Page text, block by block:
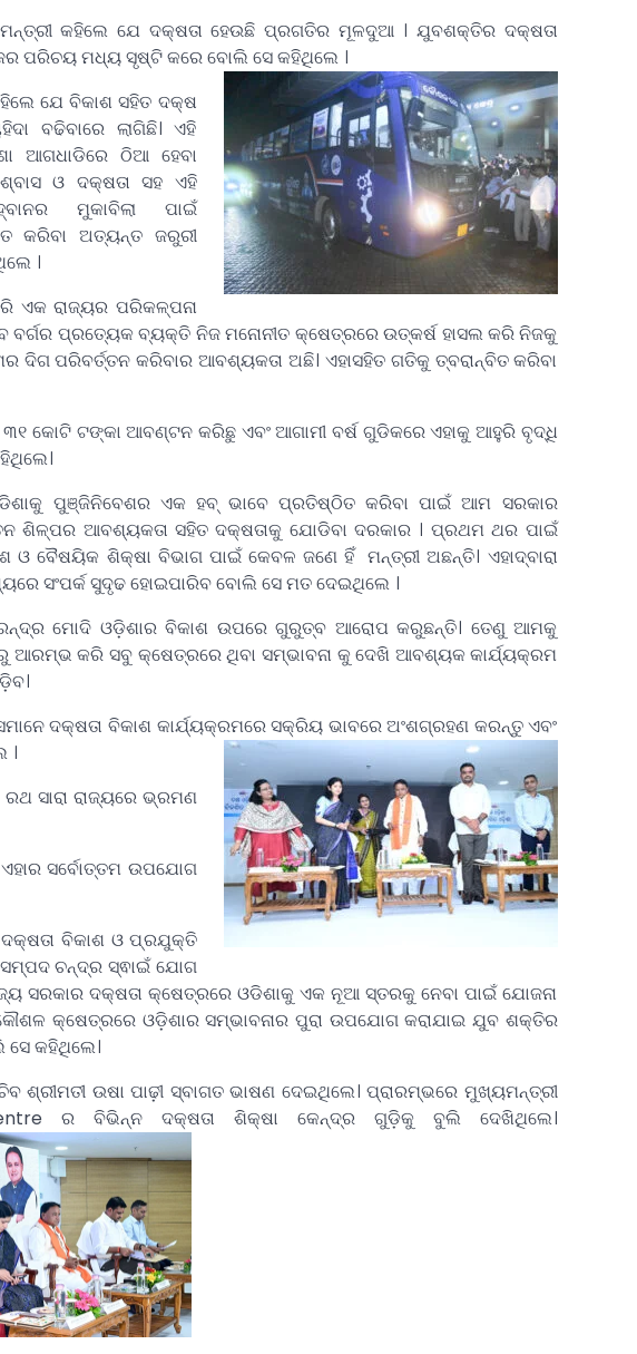
କହିଲେ ଯେ ଦକ୍ଷତା ହେଉଛି ପ୍ରଗତିର ମୂଳଦୁଆ । ଯୁବଶକ୍ତିର ଦକ୍ଷତା
ପରିଚୟ ମଧ୍ୟ ସୃଷ୍ଟି କରେ ବୋଲି ସେ କହିଥିଲେ ।
ଯେ ବିକାଶ ସହିତ ଦକ୍ଷ
ବଢିବାରେ ଲାଗିଛି। ଏହି
ଆଗଧାଡିରେ ଠିଆ ହେବା
ଓ ଦକ୍ଷତା ସହ ଏହି
ମୁକାବିଲା ପାଇଁ
କରିବା ଅତ୍ୟନ୍ତ ଜରୁରୀ
।
ରାଜ୍ୟର ପରିକଳ୍ପନା
ବର୍ଗର ପ୍ରତ୍ୟେକ ବ୍ୟକ୍ତି ନିଜ ମନୋନୀତ କ୍ଷେତ୍ରରେ ଉତ୍କର୍ଷ ହାସଲ କରି ନିଜକୁ
ପରିବର୍ତ୍ତନ କରିବାର ଆବଶ୍ୟକତା ଅଛି। ଏହାସହିତ ଗତିକୁ ତ୍ବରାନ୍ବିତ କରିବା
କୋଟି ଟଙ୍କା ଆବଣ୍ଟନ କରିଛୁ ଏବଂ ଆଗାମୀ ବର୍ଷ ଗୁଡିକରେ ଏହାକୁ ଆହୁରି ବୃଦ୍ଧି
ପୁଞ୍ଜିନିବେଶର ଏକ ହବ୍‌ ଭାବେ ପ୍ରତିଷ୍ଠିତ କରିବା ପାଇଁ ଆମ ସରକାର
ଶିଳ୍ପର ଆବଶ୍ୟକତା ସହିତ ଦକ୍ଷତାକୁ ଯୋଡିବା ଦରକାର । ପ୍ରଥମ ଥର ପାଇଁ
ଓ ବୈଷୟିକ ଶିକ୍ଷା ବିଭାଗ ପାଇଁ କେବଳ ଜଣେ ହିଁ ମନ୍ତ୍ରୀ ଅଛନ୍ତି। ଏହାଦ୍ବାରା
ସଂପର୍କ ସୁଦୃଢ ହୋଇପାରିବ ବୋଲି ସେ ମତ ଦେଇଥିଲେ ।
ମୋଦି ଓଡ଼ିଶାର ବିକାଶ ଉପରେ ଗୁରୁତ୍ବ ଆରୋପ କରୁଛନ୍ତି। ତେଣୁ ଆମକୁ
ଆରମ୍ଭ କରି ସବୁ କ୍ଷେତ୍ରରେ ଥିବା ସମ୍ଭାବନା କୁ ଦେଖି ଆବଶ୍ୟକ କାର୍ଯ୍ୟକ୍ରମ
ଦକ୍ଷତା ବିକାଶ କାର୍ଯ୍ୟକ୍ରମରେ ସକ୍ରିୟ ଭାବରେ ଅଂଶଗ୍ରହଣ କରନ୍ତୁ ଏବଂ
।
ସାରା ରାଜ୍ୟରେ ଭ୍ରମଣ
ସର୍ବୋତ୍ତମ ଉପଯୋଗ
ବିକାଶ ଓ ପ୍ରଯୁକ୍ତି
ସମ୍ପଦ ଚନ୍ଦ୍ର ସ୍ଵାଇଁ ଯୋଗ
ସରକାର ଦକ୍ଷତା କ୍ଷେତ୍ରରେ ଓଡିଶାକୁ ଏକ ନୂଆ ସ୍ତରକୁ ନେବା ପାଇଁ ଯୋଜନା
କ୍ଷେତ୍ରରେ ଓଡ଼ିଶାର ସମ୍ଭାବନାର ପୁରା ଉପଯୋଗ କରାଯାଇ ଯୁବ ଶକ୍ତିର
ସେ କହିଥିଲେ।
ଶ୍ରୀମତୀ ଉଷା ପାଢ଼ୀ ସ୍ବାଗତ ଭାଷଣ ଦେଇଥିଲେ। ପ୍ରାରମ୍ଭରେ ମୁଖ୍ୟମନ୍ତ୍ରୀ
ର ବିଭିନ୍ନ ଦକ୍ଷତା ଶିକ୍ଷା କେନ୍ଦ୍ର ଗୁଡ଼ିକୁ ବୁଲି ଦେଖିଥିଲେ।